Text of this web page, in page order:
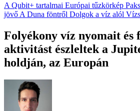
A Qubit+ tartalmai Európai tűzkörkép
jövő A Duna föntről Dolgok a víz alól
Folyékony víz nyomait és
aktivitást észleltek a
holdján, az Europán